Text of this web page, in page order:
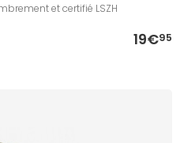
et certifié LSZH
19€95